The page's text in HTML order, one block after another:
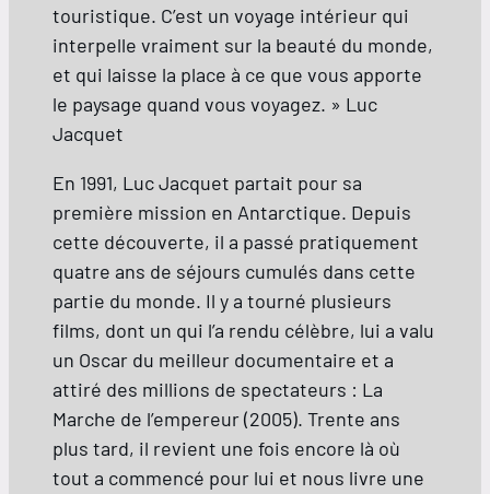
touristique. C’est un voyage intérieur qui
interpelle vraiment sur la beauté du monde,
et qui laisse la place à ce que vous apporte
le paysage quand vous voyagez. » Luc
Jacquet
En 1991, Luc Jacquet partait pour sa
première mission en Antarctique. Depuis
cette découverte, il a passé pratiquement
quatre ans de séjours cumulés dans cette
partie du monde. Il y a tourné plusieurs
films, dont un qui l’a rendu célèbre, lui a valu
un Oscar du meilleur documentaire et a
attiré des millions de spectateurs : La
Marche de l’empereur (2005). Trente ans
plus tard, il revient une fois encore là où
tout a commencé pour lui et nous livre une